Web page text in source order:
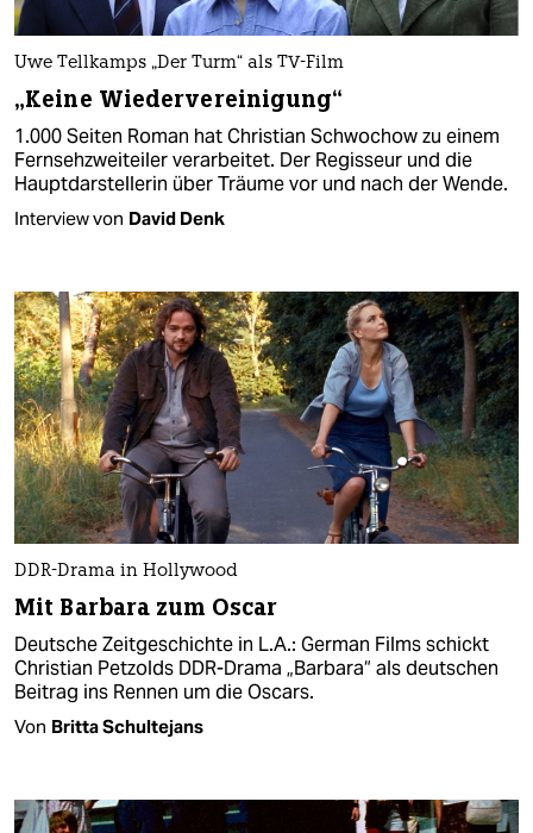
Uwe Tellkamps „Der Turm“ als TV-Film
„Keine Wiedervereinigung“
1.000 Seiten Roman hat Christian Schwochow zu einem
Fernsehzweiteiler verarbeitet. Der Regisseur und die
Hauptdarstellerin über Träume vor und nach der Wende.
Interview von David Denk
DDR-Drama in Hollywood
Mit Barbara zum Oscar
Deutsche Zeitgeschichte in L.A.: German Films schickt
Christian Petzolds DDR-Drama „Barbara“ als deutschen
Beitrag ins Rennen um die Oscars.
Von Britta Schultejans